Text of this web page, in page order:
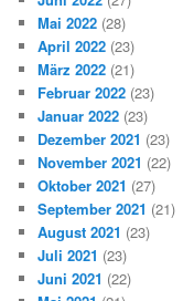
Mai 2022 (28)
April 2022 (23)
März 2022 (21)
Februar 2022 (23)
Januar 2022 (23)
Dezember 2021 (23)
November 2021 (22)
Oktober 2021 (27)
September 2021 (21)
August 2021 (23)
Juli 2021 (23)
Juni 2021 (22)